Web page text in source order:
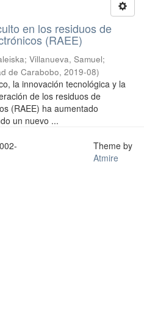
en los residuos de
(RAEE)
; Villanueva, Samuel;
de Carabobo, 2019-08)
la innovación tecnológica y la
de los residuos de
(RAEE) ha aumentado
un nuevo ...
Theme by
Atmire